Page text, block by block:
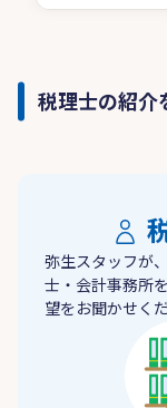
税理士の紹介
弥生スタッフが
士・会計事務所
望をお聞かせくだ